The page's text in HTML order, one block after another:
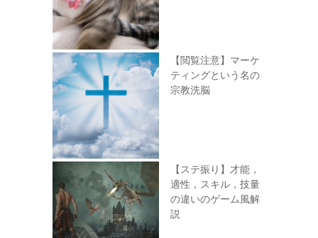
【閲覧注意】マーケ
ティングという名の
宗教洗脳
【ステ振り】才能，
適性，スキル，技量
の違いのゲーム風解
説